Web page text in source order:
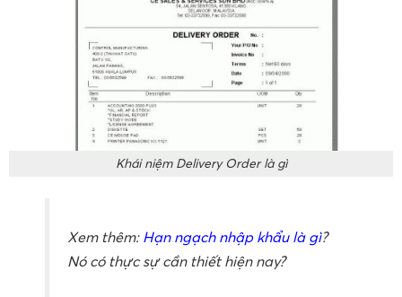
Khái niệm Delivery Order là gì
Xem thêm: Hạn ngạch nhập khẩu là gì?
Nó có thực sự cần thiết hiện nay?